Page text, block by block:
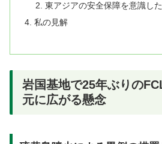
東アジアの安全保障を意識し
私の見解
岩国基地で25年ぶりの
元に広がる懸念